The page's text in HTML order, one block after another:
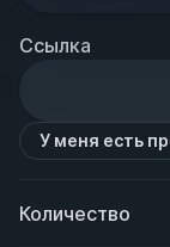
Ссылка
У меня есть
Количество